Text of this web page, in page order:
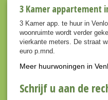
3 Kamer appartement
3 Kamer app. te huur in
woonruimte wordt verder
vierkante meters. De straat
euro p.mnd.
Meer huurwoningen in
Schrijf u aan de